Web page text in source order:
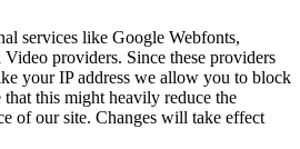
services like Google Webfonts,
providers. Since these providers
your IP address we allow you to block
that this might heavily reduce the
of our site. Changes will take effect